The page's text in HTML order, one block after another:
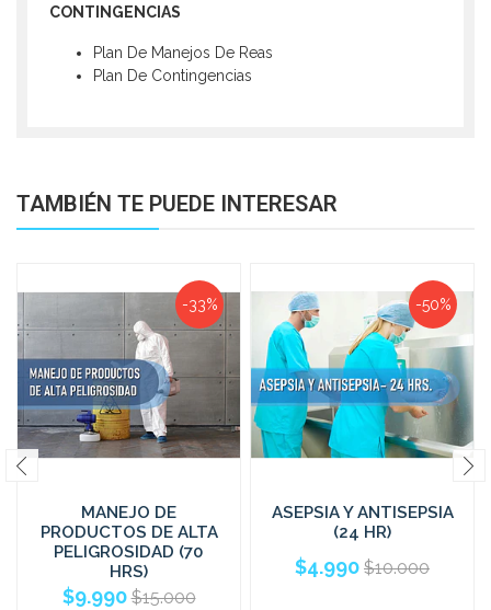
CONTINGENCIAS
Plan De Manejos De Reas
Plan De Contingencias
TAMBIÉN TE PUEDE INTERESAR
-33%
MANEJO DE
PRODUCTOS DE ALTA
PELIGROSIDAD (70
HRS)
$9.990 $15.000
-50%
ASEPSIA Y ANTISEPSIA
(24 HR)
$4.990 $10.000